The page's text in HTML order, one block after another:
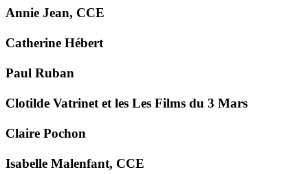
Annie Jean, CCE
Catherine Hébert
Paul Ruban
Clotilde Vatrinet et les Les Films du 3 Mars
Claire Pochon
Isabelle Malenfant, CCE